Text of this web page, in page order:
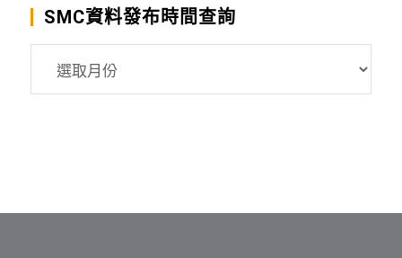
SMC資料發布時間查詢